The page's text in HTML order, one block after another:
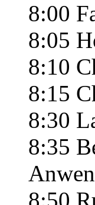
8:00
8:05
8:10
8:15
8:30
8:35